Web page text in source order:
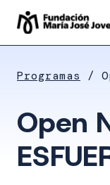
Saltar
contenido
Programas
Open